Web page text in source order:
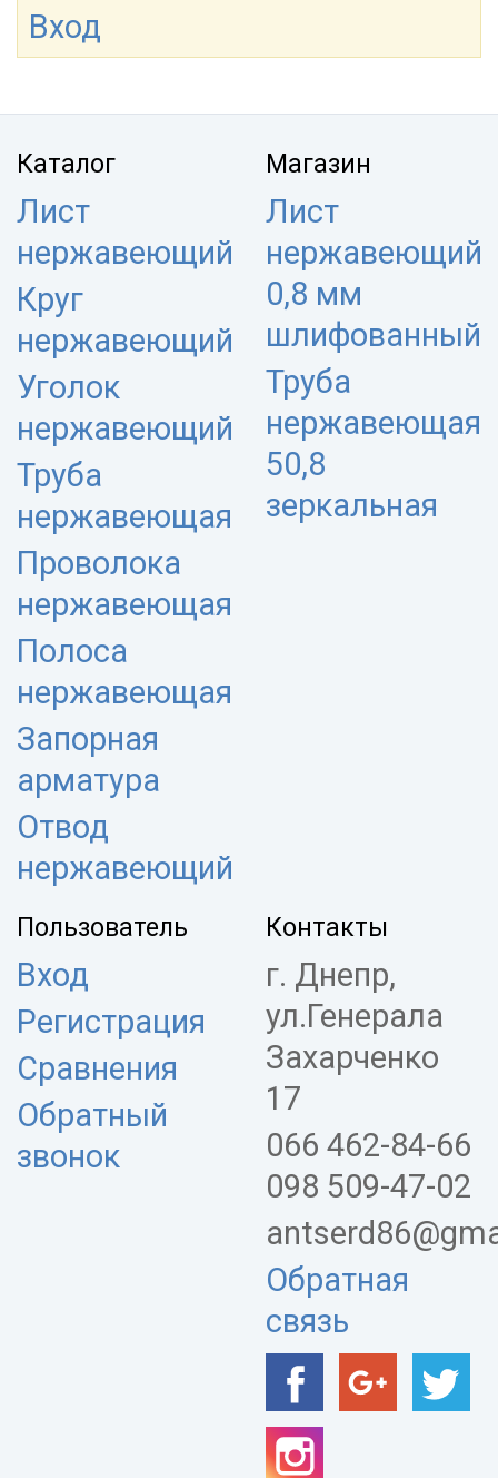
Вход
Каталог
Лист
нержавеющий
Круг
нержавеющий
Уголок
нержавеющий
Труба
нержавеющая
Проволока
нержавеющая
Полоса
нержавеющая
Запорная
арматура
Отвод
нержавеющий
Магазин
Лист
нержавеющий
0,8 мм
шлифованный
Труба
нержавеющая
50,8
зеркальная
Пользователь
Вход
Регистрация
Сравнения
Обратный
звонок
Контакты
г. Днепр,
ул.Генерала
Захарченко
17
066 462-84-66
098 509-47-02
Обратная
связь